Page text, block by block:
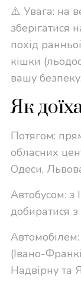
⚠️ Увага: на
зберігатися
похід
кішки
вашу безпеку.
Як
Потягом:
обласних
Одеси,
Автобусом: з
добиратися
(Івано-
Надвірну та